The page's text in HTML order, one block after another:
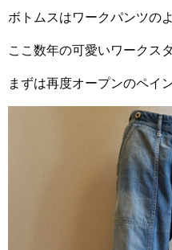
ボトムスはワークパンツの
ここ数年の可愛いワークス
まずは再度オープンのペイ